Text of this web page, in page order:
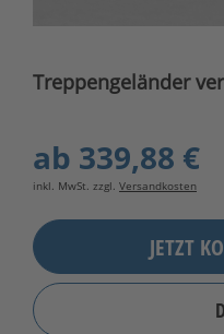
ab 339,88 €
inkl. MwSt. zzgl. Versandkosten
JETZT